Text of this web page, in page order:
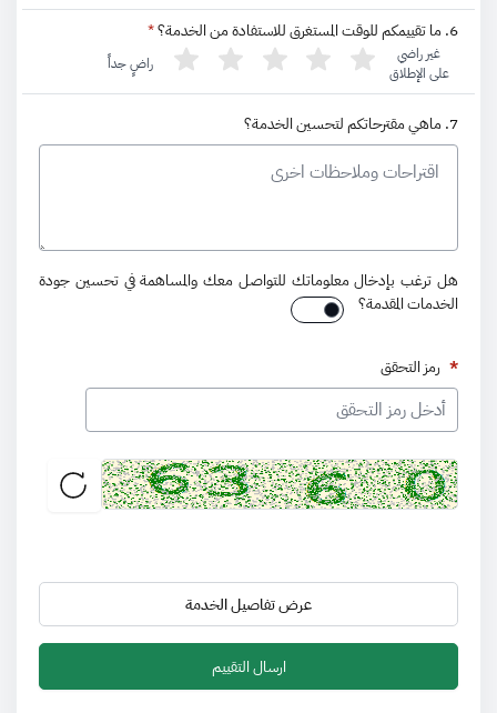
6. ما تقييمكم للوقت المستغرق للاستفادة من الخدمة؟ *
غير راضي
على الإطلاق
راضٍ جداً
7. ماهي مقترحاتكم لتحسين الخدمة؟
هل ترغب بإدخال معلوماتك للتواصل معك والمساهمة في تحسين جودة
الخدمات المقدمة؟
* رمز التحقق
عرض تفاصيل الخدمة
ارسال التقييم